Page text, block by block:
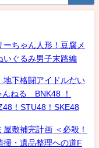
ちゃん人形！豆腐メ
いぐるみ男子末路編
下格闘アイドルだい
ねる BNK48 ！
！STU48！SKE48
敷補完計画 ＜必殺！
掃・遺品整理への道F